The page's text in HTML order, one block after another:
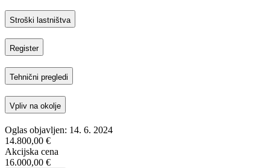
Stroški lastništva
Register
Tehnični pregledi
Vpliv na okolje
Oglas objavljen: 14. 6. 2024
14.800,00 €
Akcijska cena
16.000,00 €